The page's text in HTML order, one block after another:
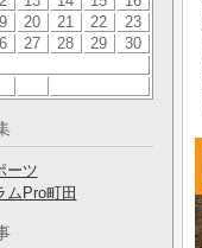
20 21 22
23
27 28 29
30
ーツ
ムPro町田